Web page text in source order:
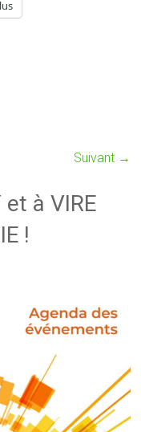
Suivant →
et à VIRE
!